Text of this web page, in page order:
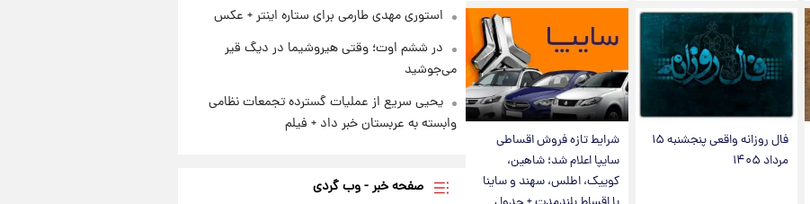
فال روزانه واقعی پنجشنبه ۱۵
مرداد ۱۴۰۵
شرایط تازه فروش اقساطی
سایپا اعلام شد؛ شاهین،
کوییک، اطلس، سهند و ساینا
استوری مهدی طارمی برای ستاره اینتر + عکس
در ششم اوت؛ وقتی هیروشیما در دیگ قیر
می‌جوشید
یحیی سریع از عملیات گسترده تجمعات نظامی
وابسته به عربستان خبر داد + فیلم
صفحه خبر - وب گردی